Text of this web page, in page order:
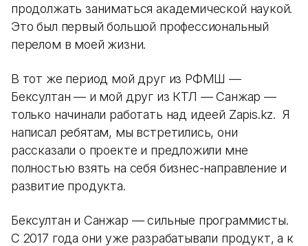
продолжать заниматься академической наукой.
Это был первый большой профессиональный
перелом в моей жизни.
В тот же период мой друг из РФМШ —
Бексултан — и мой друг из КТЛ — Санжар —
только начинали работать над идеей Zapis.kz. Я
написал ребятам, мы встретились, они
рассказали о проекте и предложили мне
полностью взять на себя бизнес-направление и
развитие продукта.
Бексултан и Санжар — сильные программисты.
С 2017 года они уже разрабатывали продукт, а к